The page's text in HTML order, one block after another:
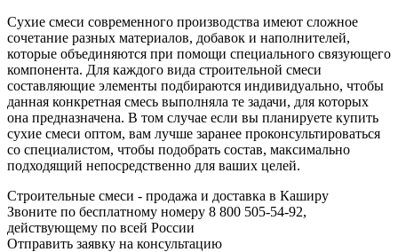
Сухие смеси современного производства имеют сложное
сочетание разных материалов, добавок и наполнителей,
которые объединяются при помощи специального связующего
компонента. Для каждого вида строительной смеси
составляющие элементы подбираются индивидуально, чтобы
данная конкретная смесь выполняла те задачи, для которых
она предназначена. В том случае если вы планируете купить
сухие смеси оптом, вам лучше заранее проконсультироваться
со специалистом, чтобы подобрать состав, максимально
подходящий непосредственно для ваших целей.
Строительные смеси - продажа и доставка в Каширу
Звоните по бесплатному номеру 8 800 505-54-92,
действующему по всей России
Отправить заявку на консультацию